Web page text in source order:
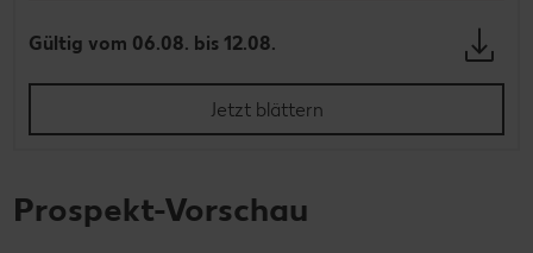
Gültig vom 06.08. bis 12.08.
Jetzt blättern
Prospekt-Vorschau